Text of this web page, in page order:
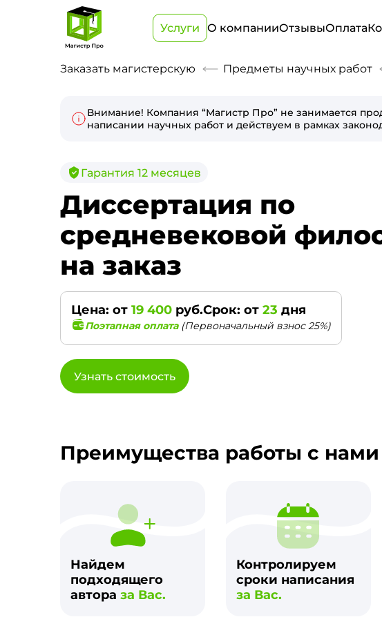
Услуги О компанииОтзывыОплата
Заказать магистерскую Предметы научных работ
Внимание! Компания “Магистр Про” не занимается
написании научных работ и действуем в рамках
Гарантия 12 месяцев
Диссертация по
средневековой
на заказ
Цена: от 19 400 руб.Срок: от 23 дня
Поэтапная оплата(Первоначальный взнос 25%)
Узнать стоимость
Преимущества работы с нами
Найдем
подходящего
автора за Вас.
Контролируем
сроки написания
за Вас.